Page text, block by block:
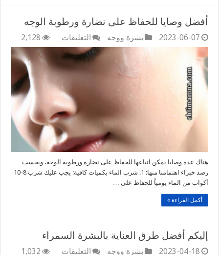
أفضل وصايا للحفاظ على نضارة ورطوبة الوجه
2023-06-07 بشرة ووجه التعليقات على
أفضل
وصايا
للحفاظ
على
نضارة
ورطوبة
الوجه
مغلقة
2,128
هناك عدة وصايا يمكن اتباعها للحفاظ على نضارة ورطوبة الوجه، وبحسب
رصد خبراء اهتمامنا منها: 1. شرب الماء بكميات كافية: يجب عليك شرب 8-10
أكواب من الماء يومياً للحفاظ على …
أكمل القراءة »
إليكم أفضل طرق العناية بالبشرة السمراء
2023-04-18 بشرة ووجه التعليقات على
1,032